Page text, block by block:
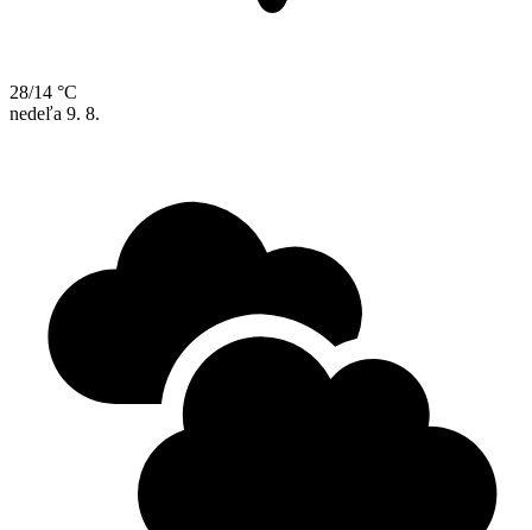
28/14 °C
nedeľa 9. 8.